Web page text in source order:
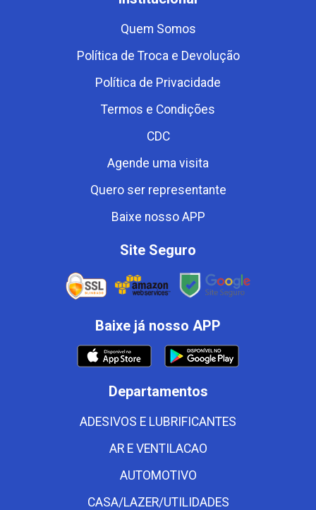
Quem Somos
Política de Troca e Devolução
Política de Privacidade
Termos e Condições
CDC
Agende uma visita
Quero ser representante
Baixe nosso APP
Site Seguro
Baixe já nosso APP
Departamentos
ADESIVOS E LUBRIFICANTES
AR E VENTILACAO
AUTOMOTIVO
CASA/LAZER/UTILIDADES